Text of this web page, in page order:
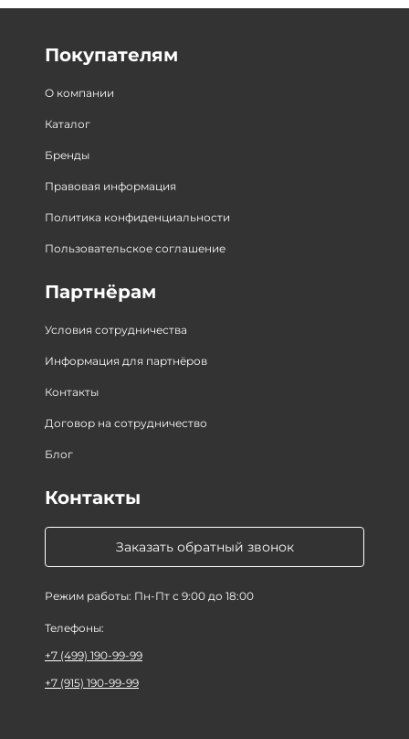
Покупателям
О компании
Каталог
Бренды
Правовая информация
Политика конфиденциальности
Пользовательское соглашение
Партнёрам
Условия сотрудничества
Информация для партнёров
Контакты
Договор на сотрудничество
Блог
Заказать обратный звонок
Режим работы: Пн-Пт с 9:00 до 18:00
Контакты
Телефоны:
+7 (499) 190-99-99
+7 (915) 190-99-99